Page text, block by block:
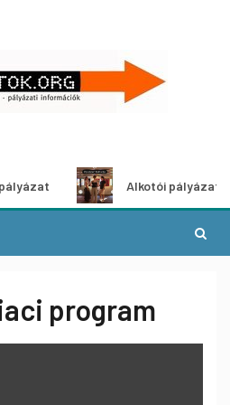
Alkotói pályázat
program